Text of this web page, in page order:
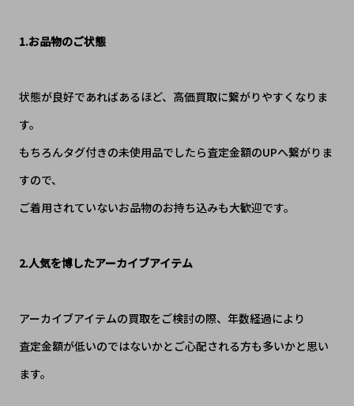
1.お品物のご状態
状態が良好であればあるほど、高価買取に繋がりやすくなりま
す。
もちろんタグ付きの未使用品でしたら査定金額のUPへ繋がりま
すので、
ご着用されていないお品物のお持ち込みも大歓迎です。
2.人気を博したアーカイブアイテム
アーカイブアイテムの買取をご検討の際、年数経過により
査定金額が低いのではないかとご心配される方も多いかと思い
ます。